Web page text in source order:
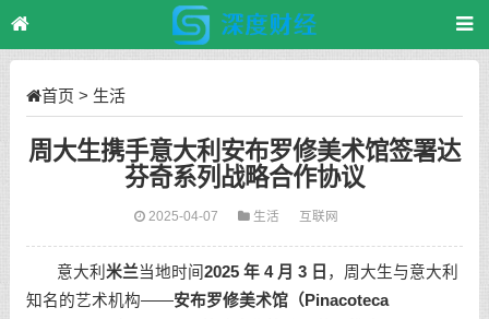
首页 > 生活
周大生携手意大利安布罗修美术馆签署达
芬奇系列战略合作协议
2025-04-07 生活 互联网
意大利 米兰当地时间 2025 年 4 月 3 日 ，周大生与意大利
知名的艺术机构——安布罗修美术馆（Pinacoteca